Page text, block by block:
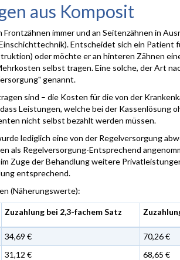
aus Komposit
immer und an Seitenzähnen in
Entscheidet sich ein Patient
oder möchte er an hinteren Zähnen
selbst tragen. Eine solche, der Art
genannt.
sind – die Kosten für die von der
Leistungen, welche bei der Kassenlösung
nicht selbst bezahlt werden müssen.
lediglich eine von der Regelversorgung
als Regelversorgung-Entsprechend
Zuge der Behandlung weitere
entsprechend.
(Näherungswerte):
Zuzahlung bei 2,3-fachem Satz
34,69 €
70,26 €
31,12 €
68,65 €